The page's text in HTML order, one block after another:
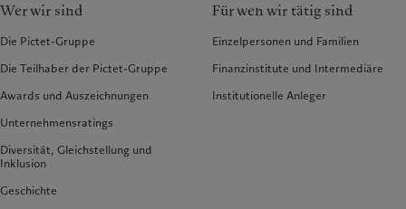
Wer wir sind
Die Pictet-Gruppe
Die Teilhaber der Pictet-Gruppe
Awards und Auszeichnungen
Unternehmensratings
Diversität, Gleichstellung und
Inklusion
Geschichte
Für wen wir tätig sind
Einzelpersonen und Familien
Finanzinstitute und Intermediäre
Institutionelle Anleger